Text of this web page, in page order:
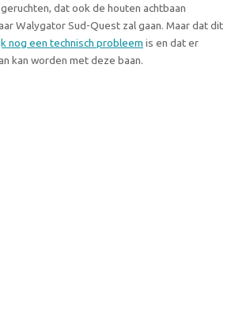
dat ook de houten achtbaan
Walygator Sud-Quest zal gaan. Maar dat dit
nog een technisch probleem is en dat er
kan worden met deze baan.